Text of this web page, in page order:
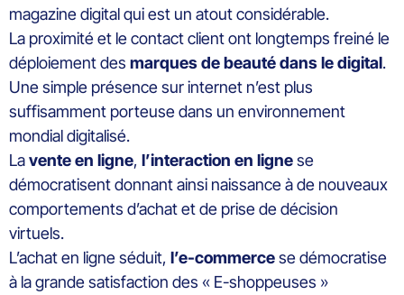
magazine digital qui est un atout considérable.
La proximité et le contact client ont longtemps freiné le
déploiement des marques de beauté dans le digital.
Une simple présence sur internet n’est plus
suffisamment porteuse dans un environnement
mondial digitalisé.
Lavente en ligne, l’interaction en lignese
démocratisent donnant ainsi naissance à de nouveaux
comportements d’achat et de prise de décision
virtuels.
L’achat en ligne séduit, l’e-commercese démocratise
à la grande satisfaction des « E-shoppeuses »